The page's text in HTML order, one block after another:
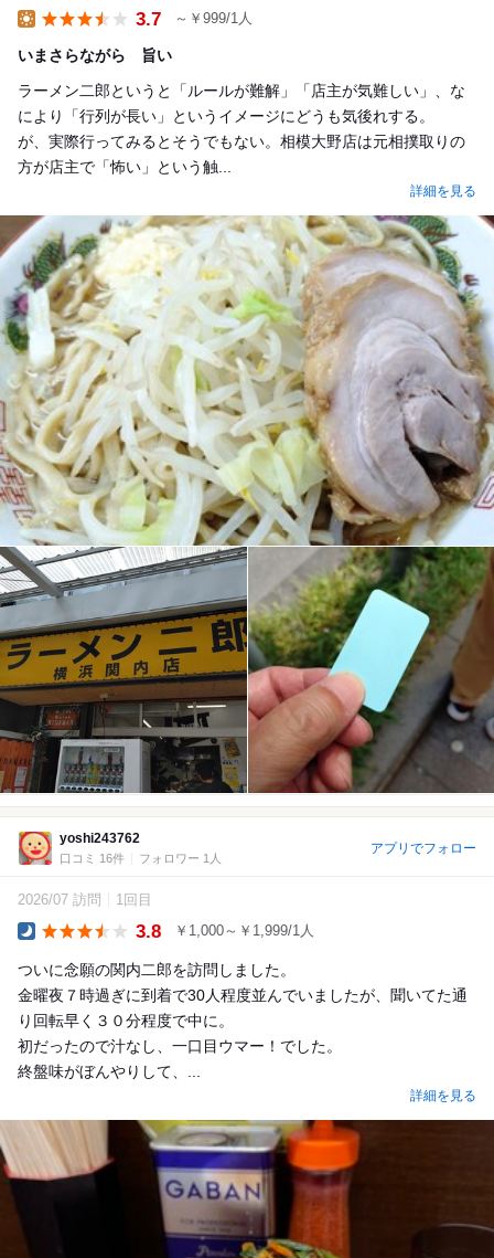
3.7 ～￥999/1人
いまさらながら 旨い
ラーメン二郎というと「ルールが難解」「店主が気難しい」、な
により「行列が長い」というイメージにどうも気後れする。
が、実際行ってみるとそうでもない。相模大野店は元相撲取りの
方が店主で「怖い」という触...
詳細を見る
yoshi243762
口コミ 16件 フォロワー 1人
アプリでフォロー
2026/07 訪問 1回目
3.8 ￥1,000～￥1,999/1人
ついに念願の関内二郎を訪問しました。
金曜夜７時過ぎに到着で30人程度並んでいましたが、聞いてた通
り回転早く３０分程度で中に。
初だったので汁なし、一口目ウマー！でした。
終盤味がぼんやりして、...
詳細を見る